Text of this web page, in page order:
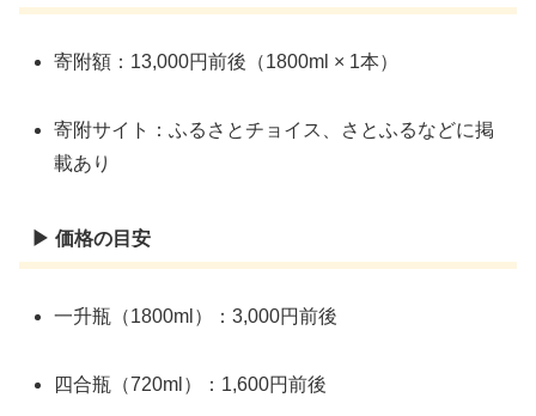
寄附額：13,000円前後（1800ml × 1本）
寄附サイト：ふるさとチョイス、さとふるなどに掲
載あり
▶ 価格の目安
一升瓶（1800ml）：3,000円前後
四合瓶（720ml）：1,600円前後